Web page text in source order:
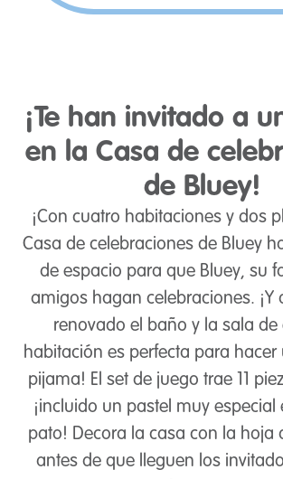
¡Te han invitado a
en la Casa de
de Bluey!
¡Con cuatro habitaciones y dos
Casa de celebraciones de Bluey
de espacio para que Bluey, su
amigos hagan celebraciones. ¡Y
renovado el baño y la sala de
habitación es perfecta para hacer
pijama! El set de juego trae 11
¡incluido un pastel muy especial
pato! Decora la casa con la hoja
antes de que lleguen los